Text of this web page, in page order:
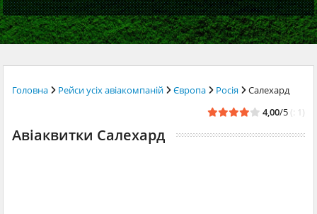
Головна Рейси усіх авіакомпаній Європа Росія
Салехард
4,00/5 (: 1)
Авіаквитки Салехард